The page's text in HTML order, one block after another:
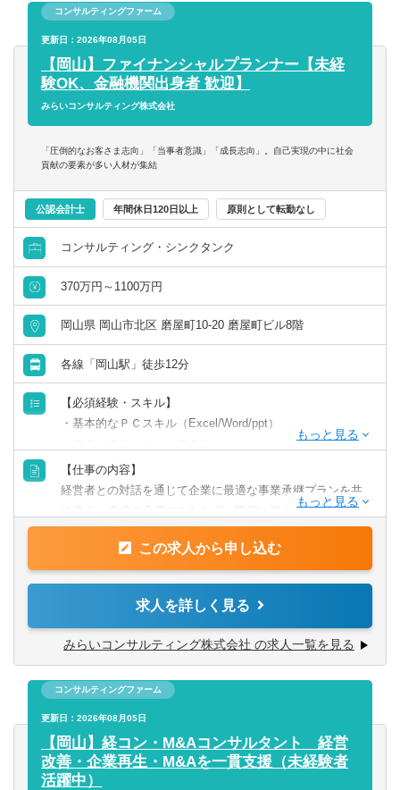
■監査法人勤務者、会計事務所勤務者、金融機関・証券会社
勤務者の方歓迎
【求める人物像】
■個人プレーでなくチームで取組む体制に魅力を感じる方
■できることの幅を拡げたい、ゼネラリスト志向の方
社の考え方に共感いただける方
なアドバイスを行いながら、最適な承継プランを作成しま
す。
その他、決算支援、財務顧問、組織再編、M&A業務にも携
わっていただくことができます。
コンサルティングファーム
更新日：2026年08月05日
【岡山】ファイナンシャルプランナー【未経
験OK、金融機関出身者 歓迎】
みらいコンサルティング株式会社
「圧倒的なお客さま志向」「当事者意識」「成長志向」。自己実現の中に社会
貢献の要素が多い人材が集結
公認会計士 年間休日120日以上 原則として転勤なし
コンサルティング・シンクタンク
370万円～1100万円
岡山県 岡山市北区 磨屋町10-20 磨屋町ビル8階
各線「岡山駅」徒歩12分
【必須経験・スキル】
・基本的なＰＣスキル（Excel/Word/ppt）
・ファイナンシャルプランナー/FP 2級(1級尚可）/ 金融機
関 実務経験 3年以上
【歓迎される経験・スキル】
・銀行勤務者、証券会社勤務者
【求められる人物像】
弊社ＨＰもご覧いただいた上で、「人」「お客様」等、当
社の考え方に共感いただける方
【仕事の内容】
経営者との対話を通じて企業に最適な事業承継プランを共
に考え、株式の承継のみならず、幅広い視点でお客様の成
【歓迎スキル・経験】銀行勤務者、証券会社勤務者
地域に拠点を置くファミリービジネス企業から、IPOを目
指す成長企業まで、幅広い業種・企業規模のクライアント
がいます。
に考え、株式の承継のみならず、幅広い視点でお客様の成
長の”実現”を支援します。事業承継・組織再編の実施により
顕在化するさまざまな経営課題に、公認会計士・税理士・
社会保険労務士・司法書士などの専門家がお客さまに合わ
せたプロジェクトチ ームを結成し、あらゆる角度から的確
この求人から申し込む
求人を詳しく見る
みらいコンサルティング株式会社 の求人一覧を見る
コンサルティングファーム
更新日：2026年08月05日
【岡山】経コン・M&Aコンサルタント 経営
改善・企業再生・M&Aを一貫支援（未経験者
活躍中）